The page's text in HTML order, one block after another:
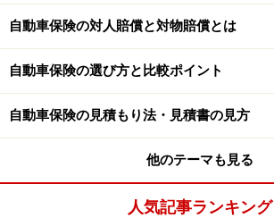
自動車保険の対人賠償と対物賠償とは
自動車保険の選び方と比較ポイント
自動車保険の見積もり法・見積書の見方
他のテーマも見る
人気記事ランキング